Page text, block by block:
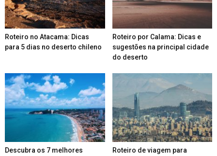
Roteiro no Atacama: Dicas
para 5 dias no deserto chileno
Roteiro por Calama: Dicas e
sugestões na principal cidade
do deserto
Descubra os 7 melhores
Roteiro de viagem para